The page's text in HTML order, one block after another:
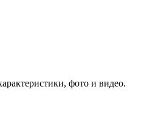
фото и видео.